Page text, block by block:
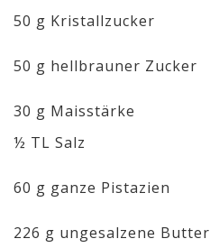
50 g Kristallzucker
50 g hellbrauner Zucker
30 g Maisstärke
½ TL Salz
60 g ganze Pistazien
226 g ungesalzene Butter